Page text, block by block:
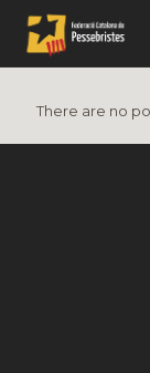
There are no